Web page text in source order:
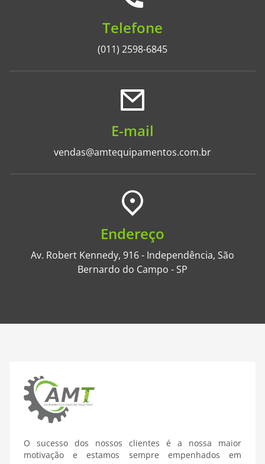
Telefone
(011) 2598-6845
E-mail
vendas@amtequipamentos.com.br
Endereço
Av. Robert Kennedy, 916 - Independência, São
Bernardo do Campo - SP
O sucesso dos nossos clientes é a nossa maior
motivação e estamos sempre empenhados em